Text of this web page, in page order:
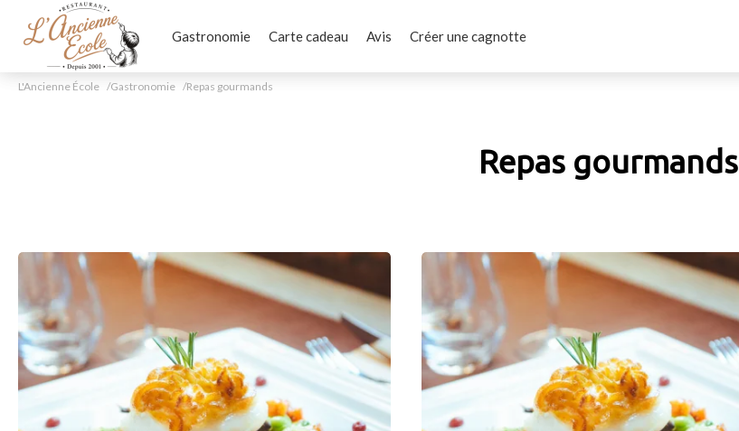
Gastronomie Carte cadeau Avis Créer une cagnotte
L'Ancienne École Gastronomie Repas gourmands
Repas gourmands